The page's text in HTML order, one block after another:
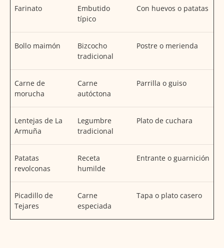
Farinato
Embutido
típico
Con huevos o patatas
Bollo maimón
Bizcocho
tradicional
Postre o merienda
Carne de
morucha
Carne
autóctona
Parrilla o guiso
Lentejas de La
Armuña
Legumbre
tradicional
Plato de cuchara
Patatas
revolconas
Receta
humilde
Entrante o guarnición
Picadillo de
Tejares
Carne
especiada
Tapa o plato casero